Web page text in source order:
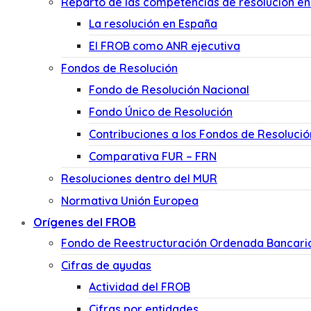
La resolución en España
El FROB como ANR ejecutiva
Fondos de Resolución
Fondo de Resolución Nacional
Fondo Único de Resolución
Contribuciones a los Fondos de
Comparativa FUR – FRN
Resoluciones dentro del MUR
Normativa Unión Europea
Orígenes del FROB
Fondo de Reestructuración Ordenada
Cifras de ayudas
Actividad del FROB